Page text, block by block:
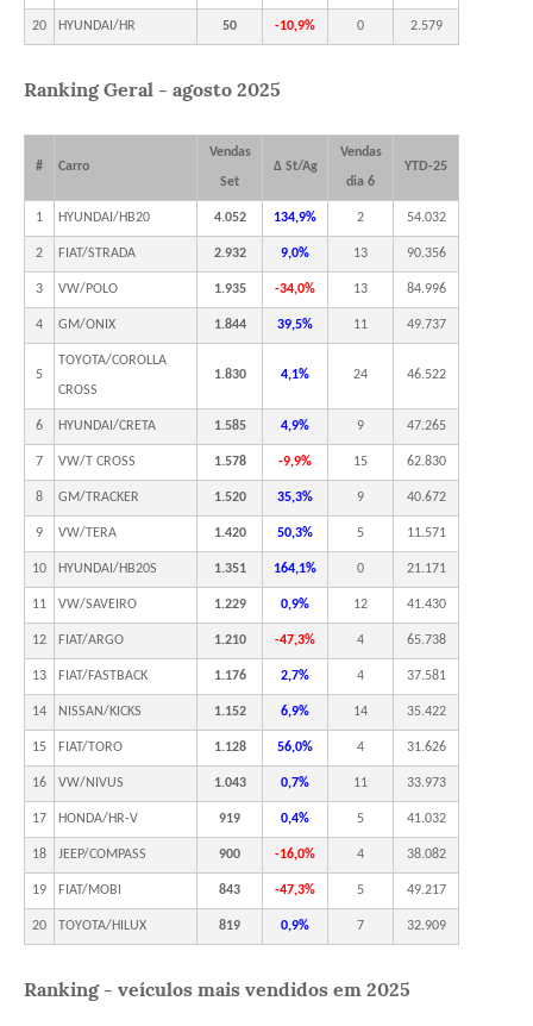
20 HYUNDAI/HR 50 -10,9% 0 2.579
Ranking Geral - agosto 2025
# Carro
Vendas
Set
Δ St/Ag
Vendas
dia 6
YTD-25
1 HYUNDAI/HB20 4.052 134,9% 2 54.032
2 FIAT/STRADA 2.932 9,0% 13 90.356
3 VW/POLO 1.935 -34,0% 13 84.996
4 GM/ONIX 1.844 39,5% 11 49.737
5
TOYOTA/COROLLA
CROSS
1.830 4,1% 24 46.522
6 HYUNDAI/CRETA 1.585 4,9% 9 47.265
7 VW/T CROSS 1.578 -9,9% 15 62.830
8 GM/TRACKER 1.520 35,3% 9 40.672
9 VW/TERA 1.420 50,3% 5 11.571
10 HYUNDAI/HB20S 1.351 164,1% 0 21.171
11 VW/SAVEIRO 1.229 0,9% 12 41.430
12 FIAT/ARGO 1.210 -47,3% 4 65.738
13 FIAT/FASTBACK 1.176 2,7% 4 37.581
14 NISSAN/KICKS 1.152 6,9% 14 35.422
15 FIAT/TORO 1.128 56,0% 4 31.626
16 VW/NIVUS 1.043 0,7% 11 33.973
17 HONDA/HR-V 919 0,4% 5 41.032
18 JEEP/COMPASS 900 -16,0% 4 38.082
19 FIAT/MOBI 843 -47,3% 5 49.217
20 TOYOTA/HILUX 819 0,9% 7 32.909
Ranking - veículos mais vendidos em 2025